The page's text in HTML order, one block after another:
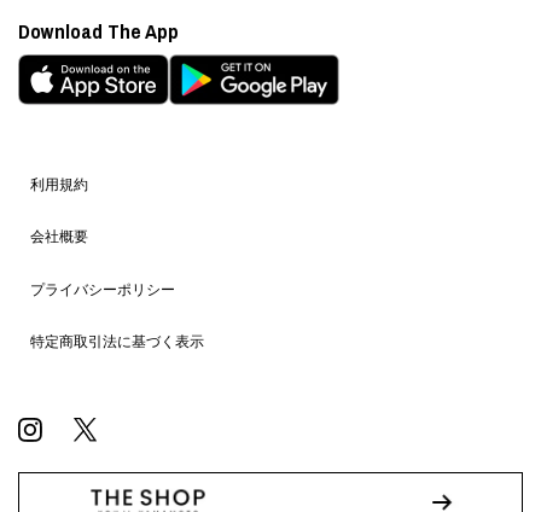
利用規約
会社概要
プライバシーポリシー
特定商取引法に基づく表示
Download The App